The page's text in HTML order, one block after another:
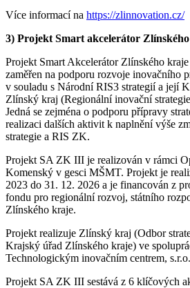
Více informací na https://zlinnovation.cz/
3) Projekt Smart akcelerátor
Projekt Smart Akcelerátor Zlínského
zaměřen na podporu rozvoje inovačního
v souladu s Národní RIS3 strategií a její
Zlínský kraj (Regionální inovační
Jedná se zejména o podporu přípravy
realizaci dalších aktivit k naplnění výše
strategie a RIS ZK.
Projekt SA ZK III je realizován v rámci
Komenský v gesci MŠMT. Projekt je
2023 do 31. 12. 2026 a je financován z
fondu pro regionální rozvoj, státního
Zlínského kraje.
Projekt realizuje Zlínský kraj (Odbor
Krajský úřad Zlínského kraje) ve
Technologickým inovačním centrem, s.r.o.
Projekt SA ZK III sestává z 6 klíčových